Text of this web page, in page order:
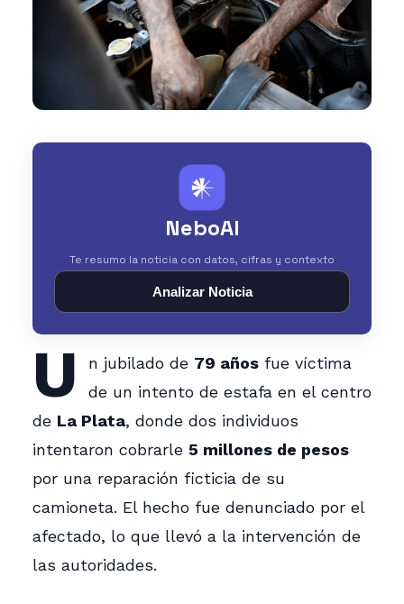
𒀭
NeboAI
Te resumo la noticia con datos, cifras y contexto
Analizar Noticia
U n jubilado de 79 añosfue víctima
de un intento de estafa en el centro
de La Plata, donde dos individuos
intentaron cobrarle 5 millones de pesos
por una reparación ficticia de su
camioneta. El hecho fue denunciado por el
afectado, lo que llevó a la intervención de
las autoridades.